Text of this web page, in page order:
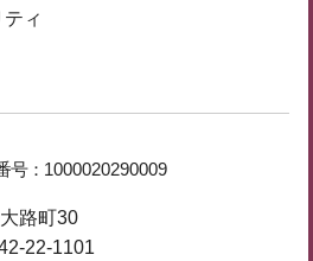
ィ
号： 1000020290009
路町30
22-1101